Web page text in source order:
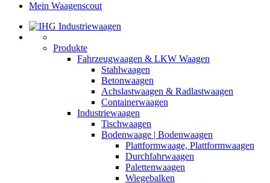
Mein Waagenscout
Produkte
Fahrzeugwaagen & LKW Waagen
Stahlwaagen
Betonwaagen
Achslastwaagen & Radlastwaagen
Containerwaagen
Industriewaagen
Tischwaagen
Bodenwaage | Bodenwaagen
Plattformwaage, Plattformwaagen
Durchfahrwaagen
Palettenwaagen
Wiegebalken